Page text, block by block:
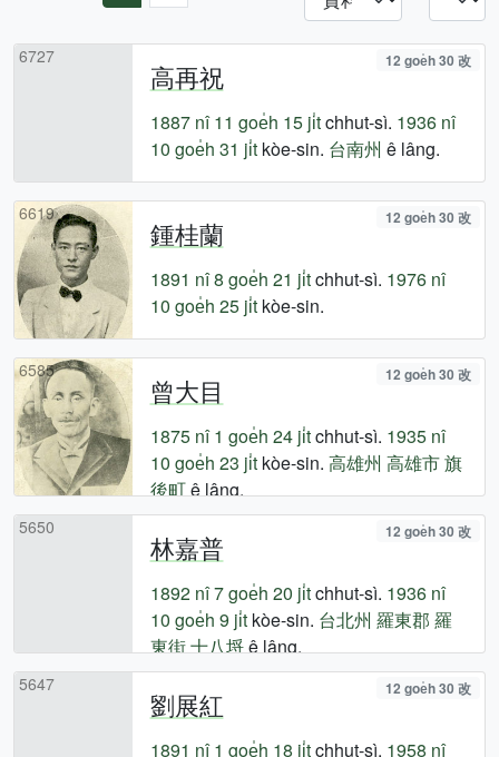
6727
高再祝 12 goe̍h 30 改
1887 nî 11 goe̍h 15 ji̍tchhut-sì. 1936 nî
10 goe̍h 31 ji̍tkòe-sin. 台南州 ê lâng.
6619
鍾桂蘭 12 goe̍h 30 改
1891 nî8 goe̍h 21 ji̍tchhut-sì. 1976 nî
10 goe̍h 25 ji̍tkòe-sin.
6585
曾大目 12 goe̍h 30 改
1875 nî 1 goe̍h 24 ji̍tchhut-sì. 1935 nî
10 goe̍h 23 ji̍tkòe-sin. 高雄州 高雄市旗
後町ê lâng.
5650
林嘉普 12 goe̍h 30 改
1892 nî7 goe̍h 20 ji̍tchhut-sì. 1936 nî
10 goe̍h 9 ji̍tkòe-sin. 台北州 羅東郡 羅
東街十八埒ê lâng.
5647
劉展紅 12 goe̍h 30 改
1891 nî 1 goe̍h 18 ji̍tchhut-sì. 1958 nî